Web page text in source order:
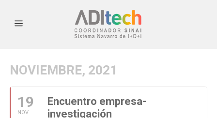
NOVIEMBRE, 2021
19
NOV
Encuentro empresa-
investigación